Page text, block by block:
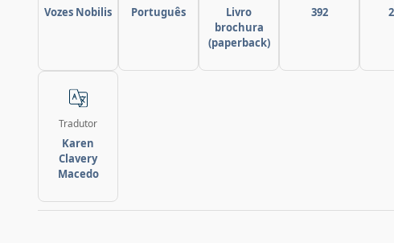
Vozes Nobilis Português
Livro
brochura
(paperback)
392
Tradutor
Karen
Clavery
Macedo